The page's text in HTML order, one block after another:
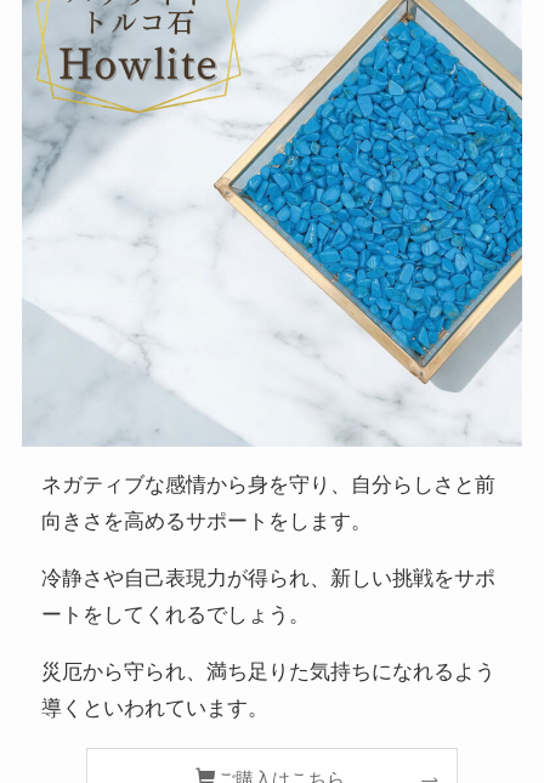
ネガティブな感情から身を守り、自分らしさと前
向きさを高めるサポートをします。
冷静さや自己表現力が得られ、新しい挑戦をサポ
ートをしてくれるでしょう。
災厄から守られ、満ち足りた気持ちになれるよう
導くといわれています。